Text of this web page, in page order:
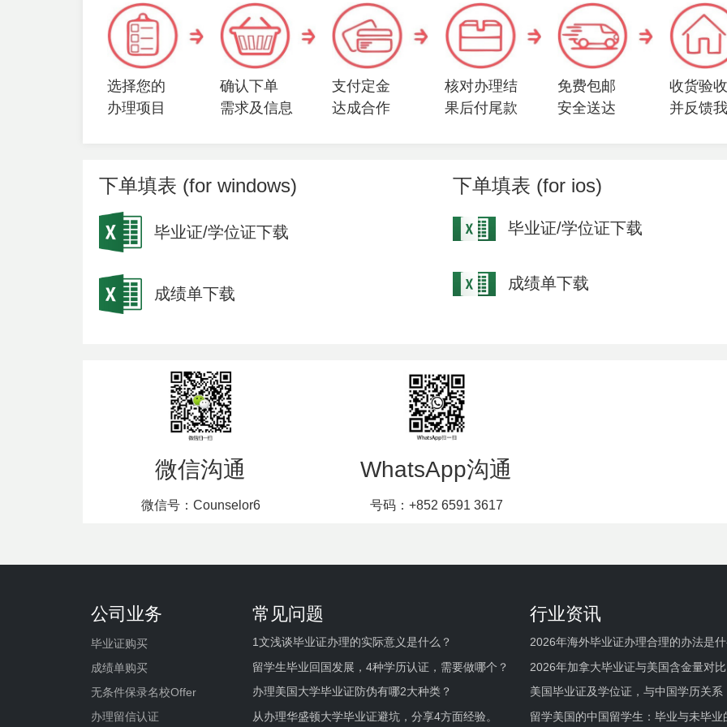
选择您的
办理项目
确认下单
需求及信息
支付定金
达成合作
核对办理结
果后付尾款
免费包邮
安全送达
收货验
并反馈
下单填表 (for windows)
毕业证/学位证下载
成绩单下载
下单填表 (for ios)
毕业证/学位证下载
成绩单下载
微信沟通
微信号：Counselor6
WhatsApp沟通
号码：+852 6591 3617
公司业务
毕业证购买
成绩单购买
无条件保录名校Offer
办理留信认证
常见问题
1文浅谈毕业证办理的实际意义是什么？
留学生毕业回国发展，4种学历认证，需要做哪个？
办理美国大学毕业证防伪有哪2大种类？
从办理华盛顿大学毕业证避坑，分享4方面经验。
行业资讯
2026年海外毕业证办理合理的办法是
2026年加拿大毕业证与美国含金量对比
美国毕业证及学位证，与中国学历关系
留学美国的中国留学生：毕业与未毕业